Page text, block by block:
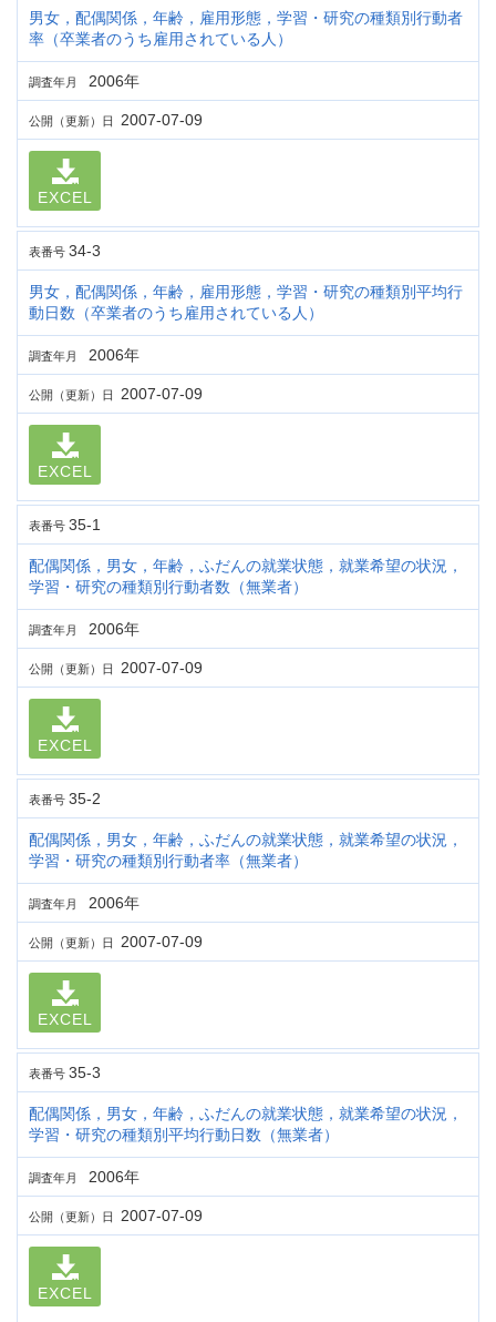
男女，配偶関係，年齢，雇用形態，学習・研究の種類別行動者
率（卒業者のうち雇用されている人）
調査年月 2006年
公開（更新）日 2007-07-09
EXCEL
表番号 34-3
男女，配偶関係，年齢，雇用形態，学習・研究の種類別平均行
動日数（卒業者のうち雇用されている人）
調査年月 2006年
公開（更新）日 2007-07-09
EXCEL
表番号 35-1
配偶関係，男女，年齢，ふだんの就業状態，就業希望の状況，
学習・研究の種類別行動者数（無業者）
調査年月 2006年
公開（更新）日 2007-07-09
EXCEL
表番号 35-2
配偶関係，男女，年齢，ふだんの就業状態，就業希望の状況，
学習・研究の種類別行動者率（無業者）
調査年月 2006年
公開（更新）日 2007-07-09
EXCEL
表番号 35-3
配偶関係，男女，年齢，ふだんの就業状態，就業希望の状況，
学習・研究の種類別平均行動日数（無業者）
調査年月 2006年
公開（更新）日 2007-07-09
EXCEL